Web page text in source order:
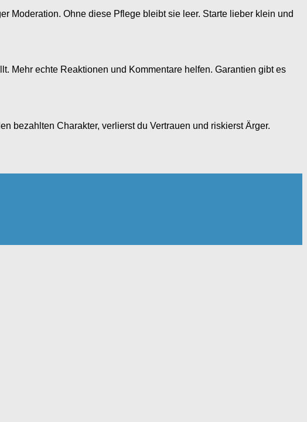
Moderation. Ohne diese Pflege bleibt sie leer. Starte lieber klein und
Mehr echte Reaktionen und Kommentare helfen. Garantien gibt es
bezahlten Charakter, verlierst du Vertrauen und riskierst Ärger.